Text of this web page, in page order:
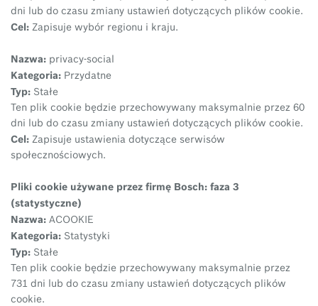
dni lub do czasu zmiany ustawień dotyczących plików cookie.
Cel: Zapisuje wybór regionu i kraju.
Nazwa: privacy-social
Kategoria: Przydatne
Typ: Stałe
Ten plik cookie będzie przechowywany maksymalnie przez 60
dni lub do czasu zmiany ustawień dotyczących plików cookie.
Cel: Zapisuje ustawienia dotyczące serwisów
społecznościowych.
Pliki cookie używane przez firmę Bosch: faza 3
(statystyczne)
Nazwa: ACOOKIE
Kategoria: Statystyki
Typ: Stałe
Ten plik cookie będzie przechowywany maksymalnie przez
731 dni lub do czasu zmiany ustawień dotyczących plików
cookie.